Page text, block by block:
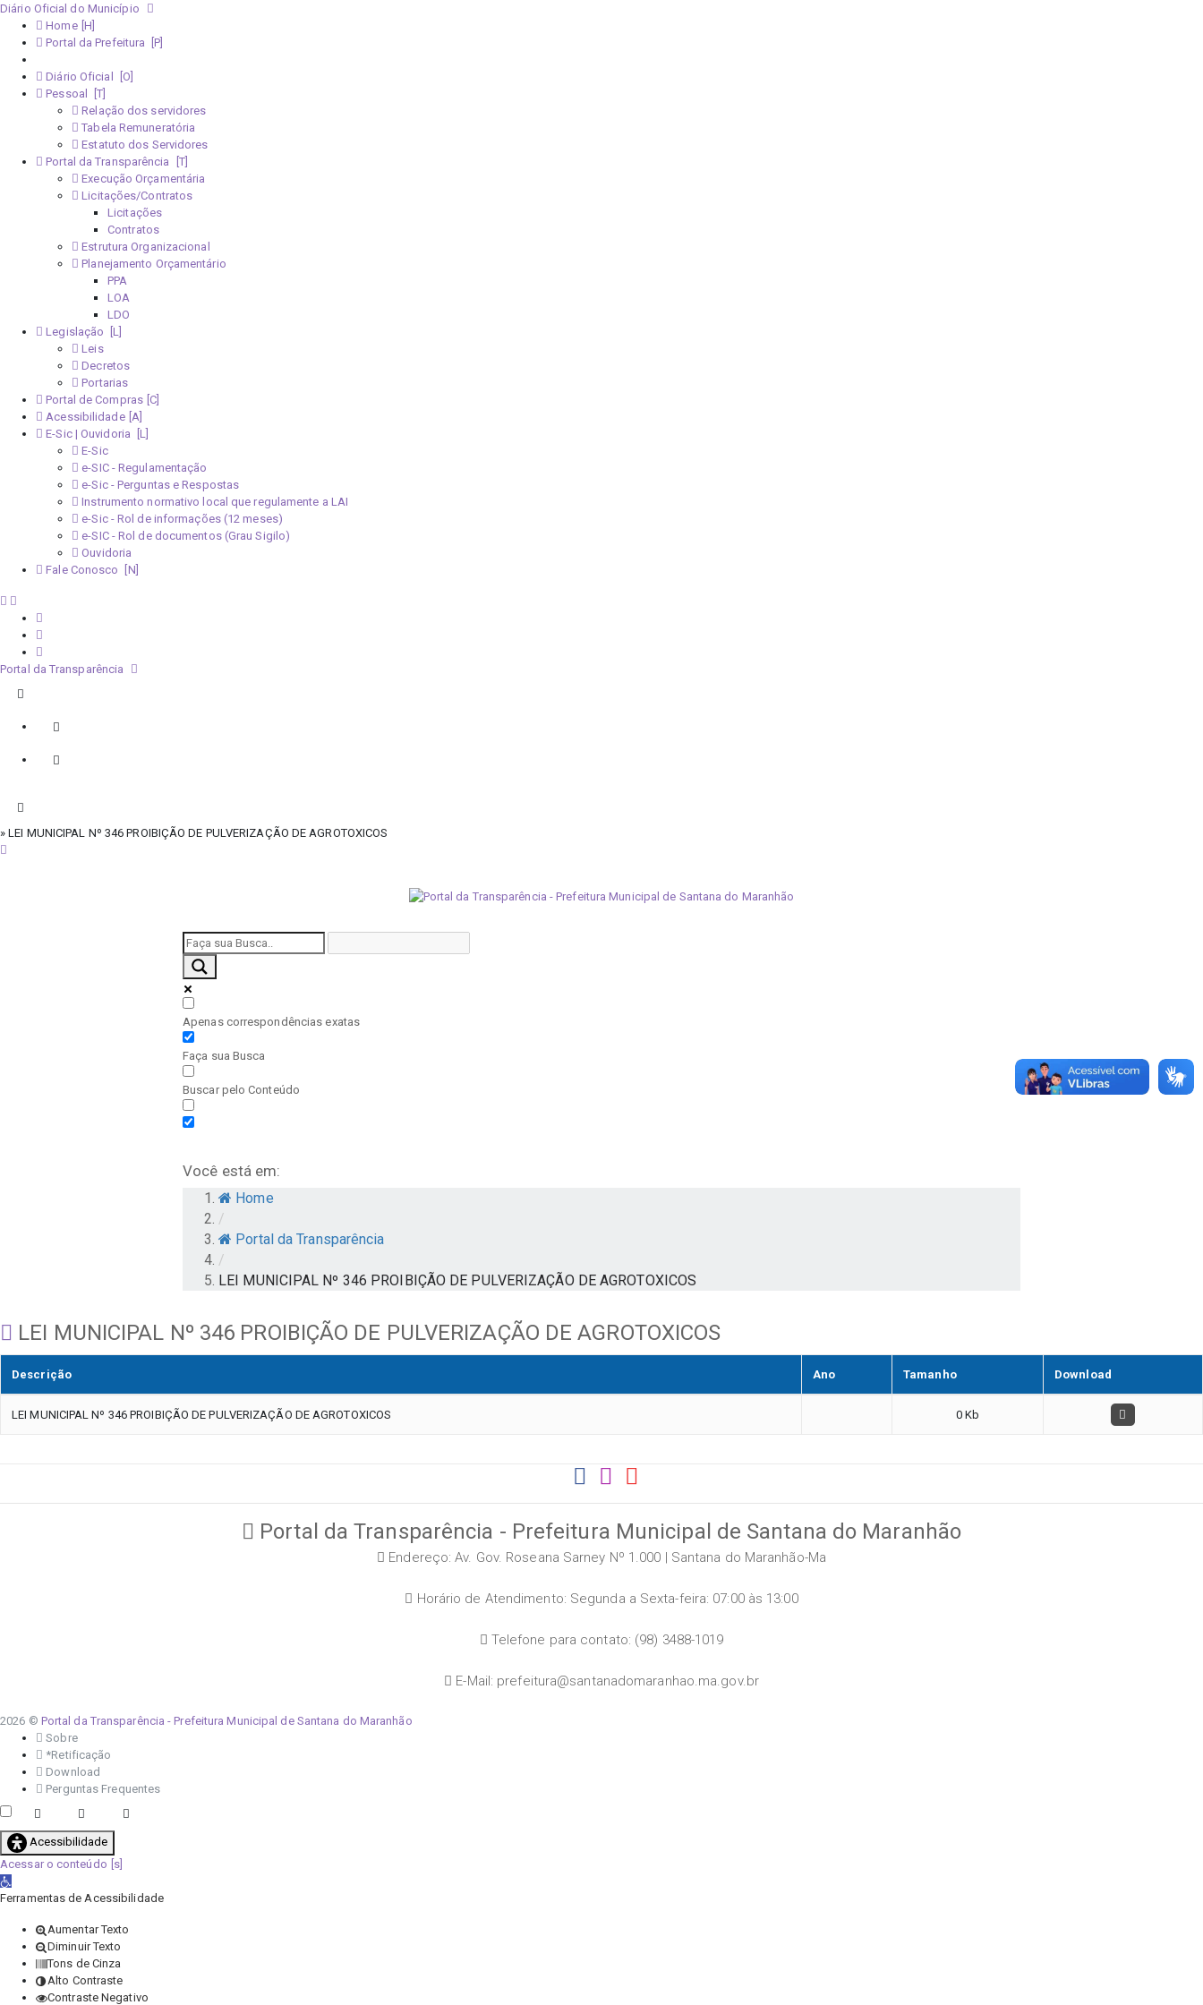
Diário Oficial do Município
Home
Portal da Prefeitura
Diário Oficial
Pessoal
Relação dos servidores
Tabela Remuneratória
Estatuto dos Servidores
Portal da Transparência
Execução Orçamentária
Licitações/Contratos
Licitações
Contratos
Estrutura Organizacional
Planejamento Orçamentário
PPA
LOA
LDO
Legislação
Leis
Decretos
Portarias
Portal de Compras
Acessibilidade
E-Sic | Ouvidoria
E-Sic
e-SIC - Regulamentação
e-Sic - Perguntas e Respostas
Instrumento normativo local que regulamente a LAI
e-Sic - Rol de informações (12 meses)
e-SIC - Rol de documentos (Grau Sigilo)
Ouvidoria
Fale Conosco
Portal da Transparência
» LEI MUNICIPAL Nº 346 PROIBIÇÃO DE PULVERIZAÇÃO DE AGROTOXICOS
Apenas correspondências exatas
Faça sua Busca
Buscar pelo Conteúdo
Você está em:
Home
/
Portal da Transparência
/
LEI MUNICIPAL Nº 346 PROIBIÇÃO DE PULVERIZAÇÃO DE AGROTOXICOS
LEI MUNICIPAL Nº 346 PROIBIÇÃO DE PULVERIZAÇÃO DE AGROTOXICOS
Descrição Ano Tamanho Download
LEI MUNICIPAL Nº 346 PROIBIÇÃO DE PULVERIZAÇÃO DE AGROTOXICOS 0 Kb
Portal da Transparência - Prefeitura Municipal de Santana do Maranhão
Endereço: Av. Gov. Roseana Sarney Nº 1.000 | Santana do Maranhão-Ma
Horário de Atendimento: Segunda a Sexta-feira: 07:00 às 13:00
Telefone para contato: (98) 3488-1019
E-Mail: prefeitura@santanadomaranhao.ma.gov.br
2026 © Portal da Transparência - Prefeitura Municipal de Santana do Maranhão
Sobre
*Retificação
Download
Perguntas Frequentes
Acessibilidade
Acessar o conteúdo
Abrir a barra de ferramentas
Ferramentas de Acessibilidade
Aumentar Texto
Diminuir Texto
Tons de Cinza
Alto Contraste
Contraste Negativo